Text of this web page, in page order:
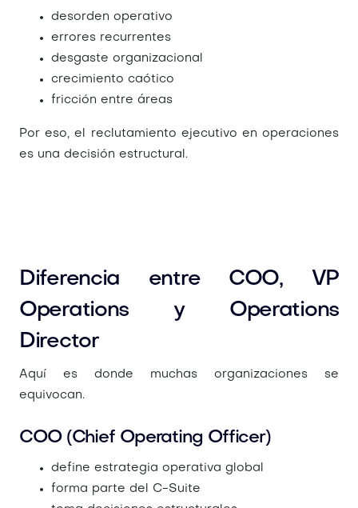
desorden operativo
errores recurrentes
desgaste organizacional
crecimiento caótico
fricción entre áreas
Por eso, el
reclutamiento ejecutivo en operaciones
es una decisión estructural.
Diferencia entre COO, VP
Operations y Operations
Director
Aquí es donde muchas organizaciones se
equivocan.
COO (Chief Operating Officer)
define estrategia operativa global
forma parte del C-Suite